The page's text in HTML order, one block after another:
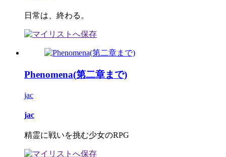
日常は、終わる。
Phenomena(第二章まで)
jac
jac
精霊に戦いを挑む少女のRPG